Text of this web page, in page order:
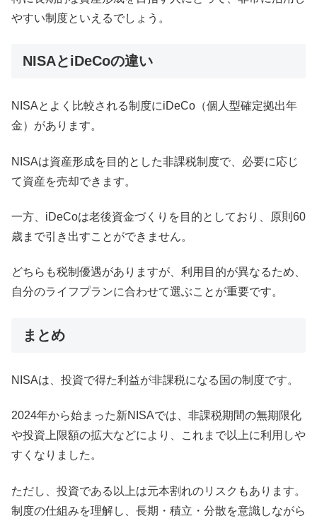
やすい制度といえるでしょう。
NISAとiDeCoの違い
NISAとよく比較される制度にiDeCo（個人型確定拠出年
金）があります。
NISAは資産形成を目的とした非課税制度で、必要に応じ
て資産を売却できます。
一方、iDeCoは老後資金づくりを目的としており、原則60
歳まで引き出すことができません。
どちらも税制優遇がありますが、利用目的が異なるため、
自分のライフプランに合わせて選ぶことが重要です。
まとめ
NISAは、投資で得た利益が非課税になる国の制度です。
2024年から始まった新NISAでは、非課税期間の無期限化
や投資上限額の拡大などにより、これまで以上に利用しや
すくなりました。
ただし、投資である以上は元本割れのリスクもあります。
制度の仕組みを理解し、長期・積立・分散を意識しながら